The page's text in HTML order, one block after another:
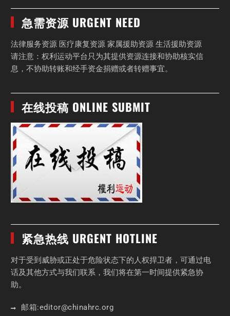
急需资源 URGENT NEED
法律服务资源 医疗康复资源 家属援助资源 生活援助资源
请注意：权利运动平台只为其提供资源连接和协助核实信
息，不协助转账和经手资金捐赠或者转赠事宜。
在线投稿 ONLINE SUBMIT
紧急热线 URGENT HOTLINE
对于受到威胁或正处于危险状态下的人权捍卫者，可通过电
话及其他方式与我们联系，我们将在第一时间提供紧急协
助。
邮箱:editor@chinahrc.org